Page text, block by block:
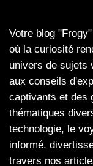
Votre blog
où la curiosité
univers de sujets
aux conseils
captivants et des
thématiques
technologie, le
informé,
travers nos